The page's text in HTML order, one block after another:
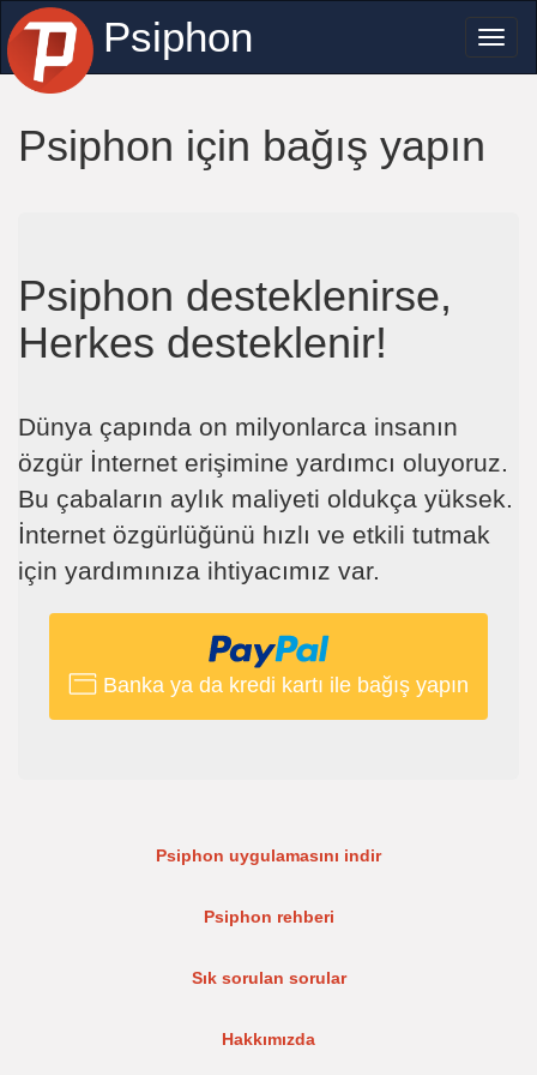
Psiphon
Psiphon için bağış yapın
Psiphon desteklenirse,
Herkes desteklenir!
Dünya çapında on milyonlarca insanın
özgür İnternet erişimine yardımcı oluyoruz.
Bu çabaların aylık maliyeti oldukça yüksek.
İnternet özgürlüğünü hızlı ve etkili tutmak
için yardımınıza ihtiyacımız var.
Banka ya da kredi kartı ile bağış yapın
Psiphon uygulamasını indir
Psiphon rehberi
Sık sorulan sorular
Hakkımızda